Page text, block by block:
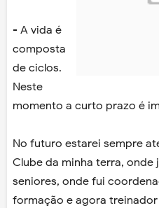
- A vida é
composta
de ciclos.
Neste
momento a curto prazo é
No futuro estarei sempre
Clube da minha terra,
seniores, onde fui
formação e agora treinador